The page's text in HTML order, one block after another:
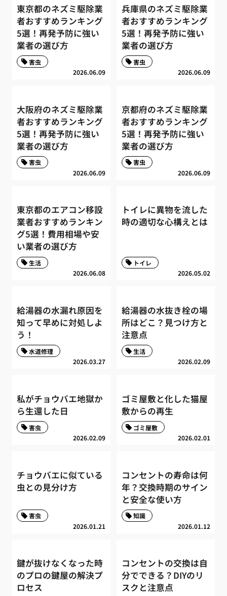
東京都のネズミ駆除業
者おすすめランキング
5選！再発予防に強い
業者の選び方
2026.06.09
害虫
兵庫県のネズミ駆除業
者おすすめランキング
5選！再発予防に強い
業者の選び方
2026.06.09
害虫
大阪府のネズミ駆除業
者おすすめランキング
5選！再発予防に強い
業者の選び方
2026.06.09
害虫
京都府のネズミ駆除業
者おすすめランキング
5選！再発予防に強い
業者の選び方
2026.06.09
害虫
東京都のエアコン移設
業者おすすめランキン
グ5選！費用相場や安
い業者の選び方
2026.06.08
生活
トイレに異物を流した
時の適切な心構えとは
2026.05.02
トイレ
給湯器の水漏れ原因を
知って早めに対処しよ
う！
2026.03.27
水道修理
給湯器の水抜き栓の場
所はどこ？見つけ方と
注意点
2026.02.09
生活
私がチョウバエ地獄か
ら生還した日
2026.02.09
害虫
ゴミ屋敷と化した猫屋
敷からの再生
2026.02.01
ゴミ屋敷
チョウバエに似ている
虫との見分け方
2026.01.21
害虫
コンセントの寿命は何
年？交換時期のサイン
と安全な使い方
2026.01.12
知識
鍵が抜けなくなった時
のプロの鍵屋の解決プ
ロセス
コンセントの交換は自
分でできる？DIYのリ
スクと注意点